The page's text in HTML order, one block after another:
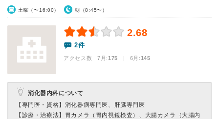
土曜（〜16:00） 朝（8:45〜）
2.68
2件
アクセス数 7月:175 | 6月:145
消化器内科について
【専門医・資格】 消化器病専門医、肝臓専門医
【診療・治療法】 胃カメラ（胃内視鏡検査）、大腸カメラ（大腸内